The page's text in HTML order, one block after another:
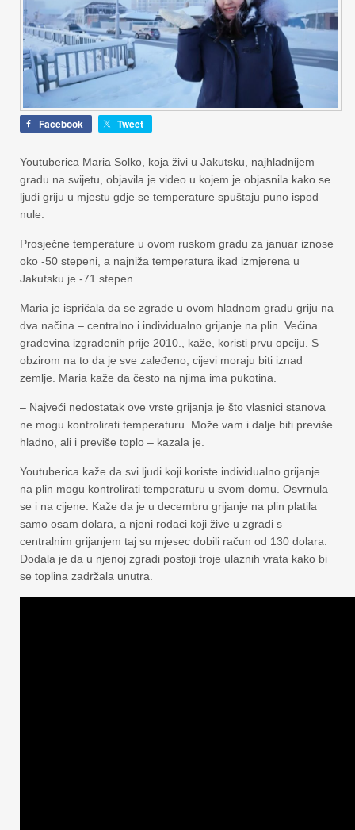
Facebook Tweet
Youtuberica Maria Solko, koja živi u Jakutsku, najhladnijem
gradu na svijetu, objavila je video u kojem je objasnila kako se
ljudi griju u mjestu gdje se temperature spuštaju puno ispod
nule.
Prosječne temperature u ovom ruskom gradu za januar iznose
oko -50 stepeni, a najniža temperatura ikad izmjerena u
Jakutsku je -71 stepen.
Maria je ispričala da se zgrade u ovom hladnom gradu griju na
dva načina – centralno i individualno grijanje na plin. Većina
građevina izgrađenih prije 2010., kaže, koristi prvu opciju. S
obzirom na to da je sve zaleđeno, cijevi moraju biti iznad
zemlje. Maria kaže da često na njima ima pukotina.
– Najveći nedostatak ove vrste grijanja je što vlasnici stanova
ne mogu kontrolirati temperaturu. Može vam i dalje biti previše
hladno, ali i previše toplo – kazala je.
Youtuberica kaže da svi ljudi koji koriste individualno grijanje
na plin mogu kontrolirati temperaturu u svom domu. Osvrnula
se i na cijene. Kaže da je u decembru grijanje na plin platila
samo osam dolara, a njeni rođaci koji žive u zgradi s
centralnim grijanjem taj su mjesec dobili račun od 130 dolara.
Dodala je da u njenoj zgradi postoji troje ulaznih vrata kako bi
se toplina zadržala unutra.